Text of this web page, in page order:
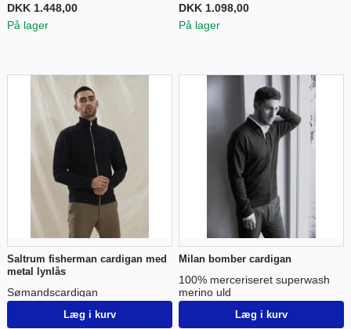
DKK 1.448,00
På lager
DKK 1.098,00
På lager
Saltrum fisherman cardigan med
metal lynlås
Sømandscardigan
Læg i kurv
Milan bomber cardigan
100% merceriseret superwash
merino uld
Læg i kurv